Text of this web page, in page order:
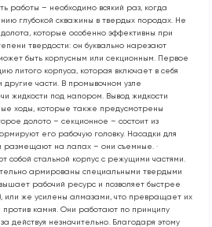
работы – необходимо всякий раз, когда
глубокой скважины в твердых породах. Не
которые особенно эффективны при
твердости: он буквально нарезают
быть корпусным или секционным. Первое
литого корпуса, которая включает в себя
части. В промывочном узле
жидкости под напором. Вывод жидкости
ходы, которые также предусмотрены
долото – секционное – состоит из
его рабочую головку. Насадки для
размещают на лапах – они съемные. ·
собой стальной корпус с режущими частями.
армированы специальными твердыми
рабочий ресурс и позволяет быстрее
или же усилены алмазами, что превращает их
камня. Они работают по принципу
действуя незначительно. Благодаря этому